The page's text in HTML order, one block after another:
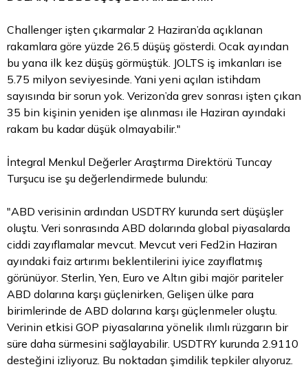
Challenger işten çıkarmalar 2 Haziran’da açıklanan
rakamlara göre yüzde 26.5 düşüş gösterdi. Ocak ayından
bu yana ilk kez düşüş görmüştük. JOLTS iş imkanları ise
5.75 milyon seviyesinde. Yani yeni açılan istihdam
sayısında bir sorun yok. Verizon’da grev sonrası işten çıkan
35 bin kişinin yeniden işe alınması ile Haziran ayındaki
rakam bu kadar düşük olmayabilir."
İntegral Menkul Değerler Araştırma Direktörü Tuncay
Turşucu ise şu değerlendirmede bulundu:
"ABD verisinin ardından USDTRY kurunda sert düşüşler
oluştu. Veri sonrasında ABD dolarında global piyasalarda
ciddi zayıflamalar mevcut. Mevcut veri Fed2in Haziran
ayındaki faiz artırımı beklentilerini iyice zayıflatmış
görünüyor. Sterlin, Yen, Euro ve Altın gibi majör pariteler
ABD dolarına karşı güçlenirken, Gelişen ülke para
birimlerinde de ABD dolarına karşı güçlenmeler oluştu.
Verinin etkisi GOP piyasalarına yönelik ılımlı rüzgarın bir
süre daha sürmesini sağlayabilir. USDTRY kurunda 2.9110
desteğini izliyoruz. Bu noktadan şimdilik tepkiler alıyoruz.